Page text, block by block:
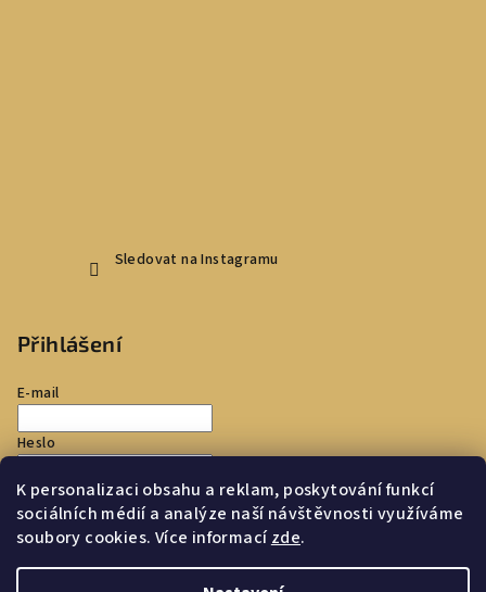
K personalizaci obsahu a reklam, poskytování funkcí
sociálních médií a analýze naší návštěvnosti využíváme
soubory cookies. Více informacízde.
Sledovat na Instagramu
Přihlášení
E-mail
Heslo
Přihlásit se
Nová registraceZapomenuté heslo